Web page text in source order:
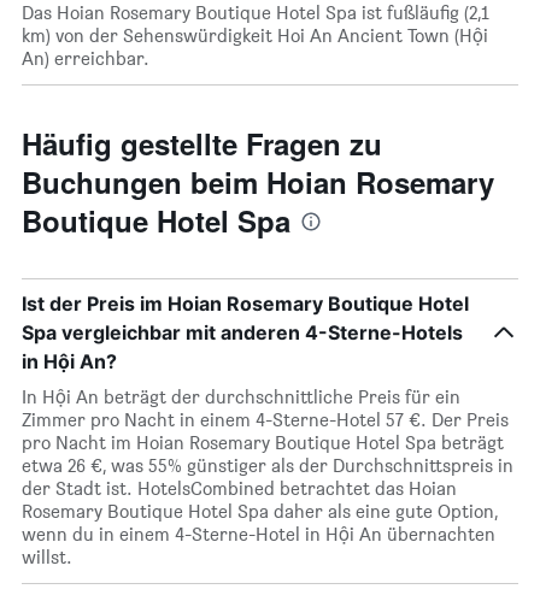
Das Hoian Rosemary Boutique Hotel Spa ist fußläufig (2,1
km) von der Sehenswürdigkeit Hoi An Ancient Town (Hội
An) erreichbar.
Häufig gestellte Fragen zu
Buchungen beim Hoian Rosemary
Boutique Hotel Spa
Ist der Preis im Hoian Rosemary Boutique Hotel
Spa vergleichbar mit anderen 4-Sterne-Hotels
in Hội An?
In Hội An beträgt der durchschnittliche Preis für ein
Zimmer pro Nacht in einem 4-Sterne-Hotel 57 €. Der Preis
pro Nacht im Hoian Rosemary Boutique Hotel Spa beträgt
etwa 26 €, was 55% günstiger als der Durchschnittspreis in
der Stadt ist. HotelsCombined betrachtet das Hoian
Rosemary Boutique Hotel Spa daher als eine gute Option,
wenn du in einem 4-Sterne-Hotel in Hội An übernachten
willst.